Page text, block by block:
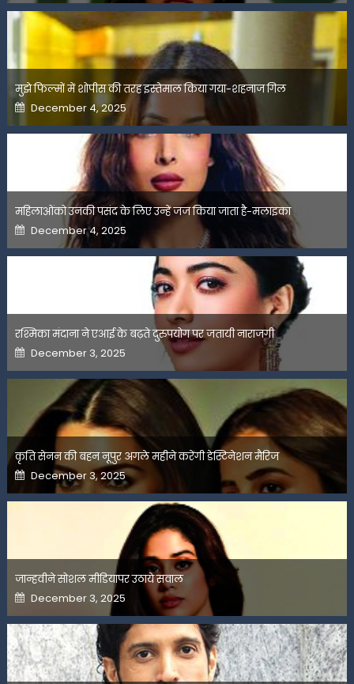
मुझे फिल्मों में शोपीस की तरह इस्तेमाल किया गया-शहनाज गिल
Posted
on
December 4, 2025
महिलाओंको उनकी पसंद के लिए उन्हें जज किया जाता है-मलाइका
Posted
on
December 4, 2025
रश्मिका मंदाना ने एआई के बढ़ते दुरुपयोग पर जतायी नाराजगी
Posted
on
December 3, 2025
कृति सेनन की बहन नूपुर अगले महीने करेंगी डेस्टिनेशन मैरिज
Posted
on
December 3, 2025
जान्हवीने सोशल मीडियापर उठाये सवाल
Posted
on
December 3, 2025